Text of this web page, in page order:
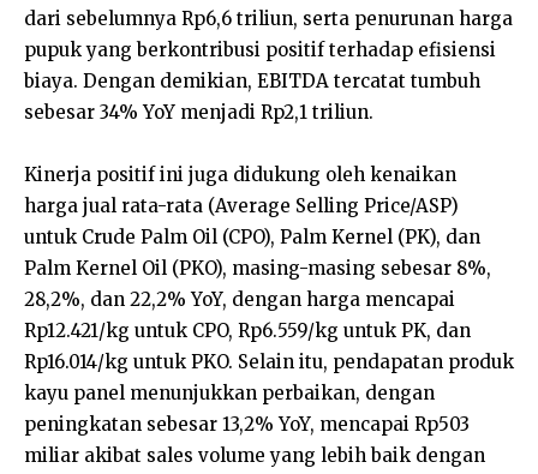
dari sebelumnya Rp6,6 triliun, serta penurunan harga
pupuk yang berkontribusi positif terhadap efisiensi
biaya. Dengan demikian, EBITDA tercatat tumbuh
sebesar 34% YoY menjadi Rp2,1 triliun.
Kinerja positif ini juga didukung oleh kenaikan
harga jual rata-rata (Average Selling Price/ASP)
untuk Crude Palm Oil (CPO), Palm Kernel (PK), dan
Palm Kernel Oil (PKO), masing-masing sebesar 8%,
28,2%, dan 22,2% YoY, dengan harga mencapai
Rp12.421/kg untuk CPO, Rp6.559/kg untuk PK, dan
Rp16.014/kg untuk PKO. Selain itu, pendapatan produk
kayu panel menunjukkan perbaikan, dengan
peningkatan sebesar 13,2% YoY, mencapai Rp503
miliar akibat sales volume yang lebih baik dengan